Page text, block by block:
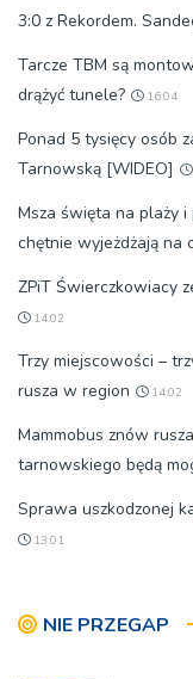
3:0 z Rekordem.
Tarcze TBM są
drążyć tunele?
16:04
Ponad 5 tysięcy osób
Tarnowską [WIDEO]
Msza święta na plaży
chętnie wyjeżdżają na
ZPiT Świerczkowiacy
14:02
Trzy miejscowości –
rusza w region
14:02
Mammobus znów
tarnowskiego będą
Sprawa uszkodzonej
13:01
NIE PRZEGAP